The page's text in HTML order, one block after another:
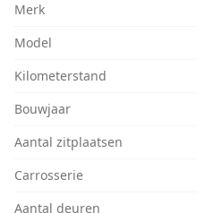
Merk
Model
Kilometerstand
Bouwjaar
Aantal zitplaatsen
Carrosserie
Aantal deuren